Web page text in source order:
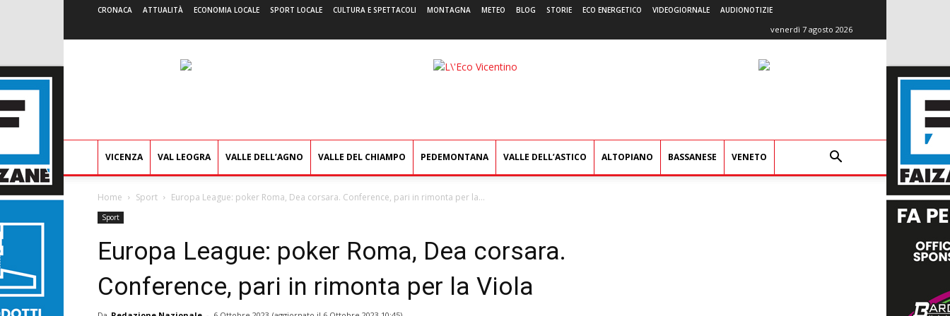
CRONACA ATTUALITÀ ECONOMIA LOCALE SPORT LOCALE CULTURA E SPETTACOLI MONTAGNA METEO BLOG STORIE ECO ENERGETICO VIDEOGIORNALE AUDIONOTIZIE
venerdì 7 agosto 2026
L'Eco
VICENZA VAL LEOGRA VALLE DELL’AGNO VALLE DEL CHIAMPO PEDEMONTANA VALLE DELL’ASTICO ALTOPIANO BASSANESE VENETO
Home Sport Europa League: poker Roma, Dea corsara. Conference, pari in rimonta per la...
Sport
Europa League: poker Roma, Dea corsara.
Conference, pari in rimonta per la Viola